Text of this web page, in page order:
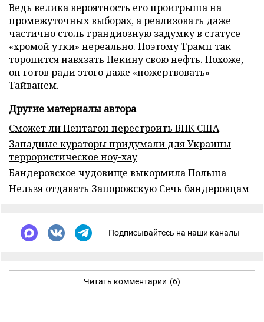
Ведь велика вероятность его проигрыша на
промежуточных выборах, а реализовать даже
частично столь грандиозную задумку в статусе
«хромой утки» нереально. Поэтому Трамп так
торопится навязать Пекину свою нефть. Похоже,
он готов ради этого даже «пожертвовать»
Тайванем.
Другие материалы автора
Сможет ли Пентагон перестроить ВПК США
Западные кураторы придумали для Украины
террористическое ноу-хау
Бандеровское чудовище выкормила Польша
Нельзя отдавать Запорожскую Сечь бандеровцам
Подписывайтесь на наши каналы
Читать комментарии (6)